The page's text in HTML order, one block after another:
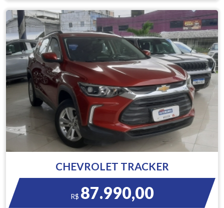
CHEVROLET TRACKER
R$ 87.990,00